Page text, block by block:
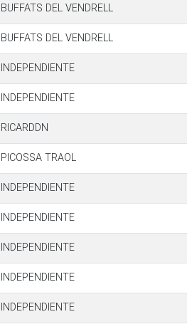
BUFFATS DEL VENDRELL
BUFFATS DEL VENDRELL
INDEPENDIENTE
INDEPENDIENTE
RICARDDN
PICOSSA TRAOL
INDEPENDIENTE
INDEPENDIENTE
INDEPENDIENTE
INDEPENDIENTE
INDEPENDIENTE